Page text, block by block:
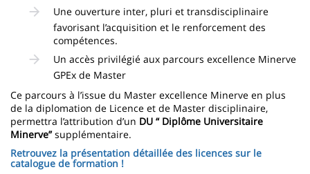
Une ouverture inter, pluri et transdisciplinaire
favorisant l’acquisition et le renforcement des
compétences.
Un accès privilégié aux parcours excellence Minerve
GPEx de Master
Ce parcours à l’issue du Master excellence Minerve en plus
de la diplomation de Licence et de Master disciplinaire,
permettra l’attribution d’un DU “ Diplôme Universitaire
Minerve”supplémentaire.
Retrouvez la présentation détaillée des licences sur le
catalogue de formation !